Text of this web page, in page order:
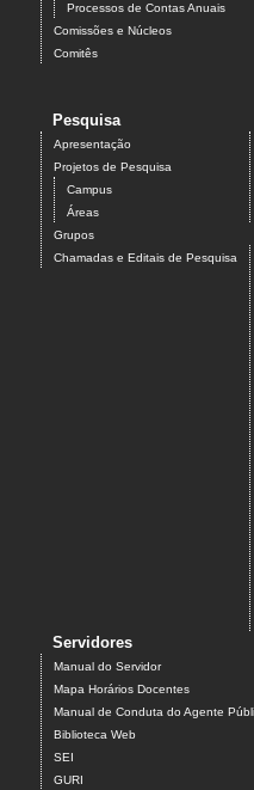
Processos de Contas Anuais
Comissões e Núcleos
Comitês
Pesquisa
Apresentação
Projetos de Pesquisa
Campus
Áreas
Grupos
Chamadas e Editais de Pesquisa
Servidores
Manual do Servidor
Mapa Horários Docentes
Manual de Conduta do Agente
Biblioteca Web
SEI
GURI